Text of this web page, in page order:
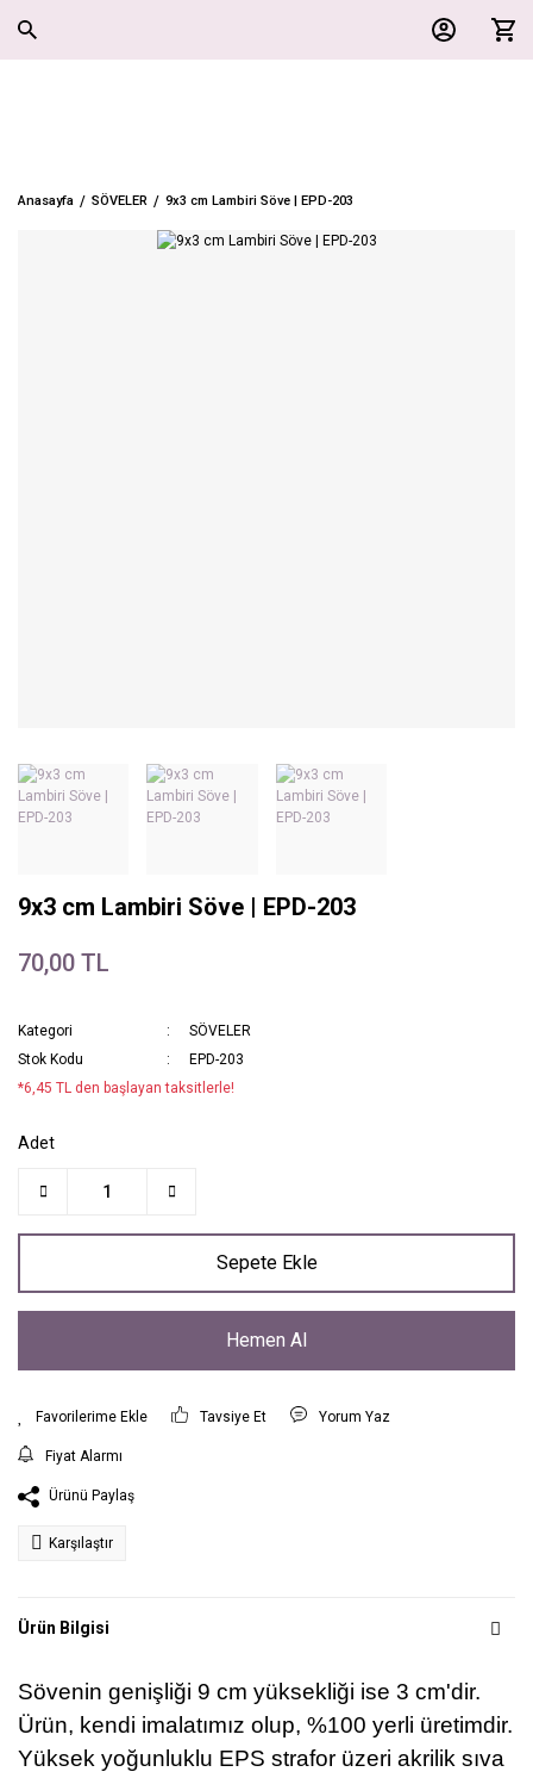
Anasayfa SÖVELER 9x3 cm Lambiri Söve | EPD-203
9x3 cm Lambiri Söve | EPD-203
70,00 TL
Kategori
SÖVELER
Stok Kodu
EPD-203
*6,45 TL den başlayan taksitlerle!
Adet
Sepete Ekle
Hemen Al
Tavsiye Et Yorum Yaz
Fiyat Alarmı
Ürünü Paylaş
Karşılaştır
Ürün Bilgisi
Sövenin genişliği 9 cm yüksekliği ise 3 cm'dir.
Ürün, kendi imalatımız olup, %100 yerli üretimdir.
Yüksek yoğunluklu EPS strafor üzeri akrilik sıva